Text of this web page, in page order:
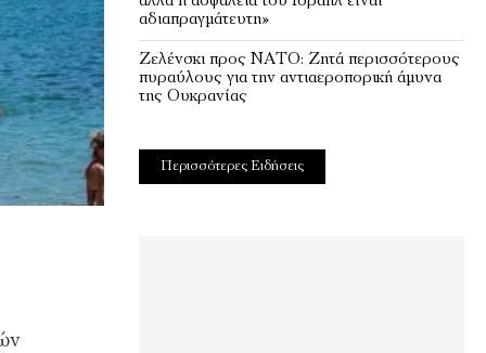
αδιαπραγμάτευτη»
Ζελένσκι προς ΝΑΤΟ: Ζητά περισσότερους
πυραύλους για την αντιαεροπορική άμυνα
της Ουκρανίας
Περισσότερες Ειδήσεις